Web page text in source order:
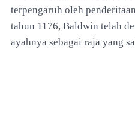
terpengaruh oleh
tahun 1176, Baldwin telah
ayahnya sebagai raja yang